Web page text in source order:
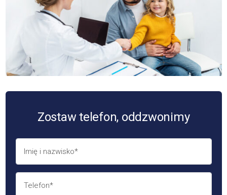
Zostaw telefon, oddzwonimy